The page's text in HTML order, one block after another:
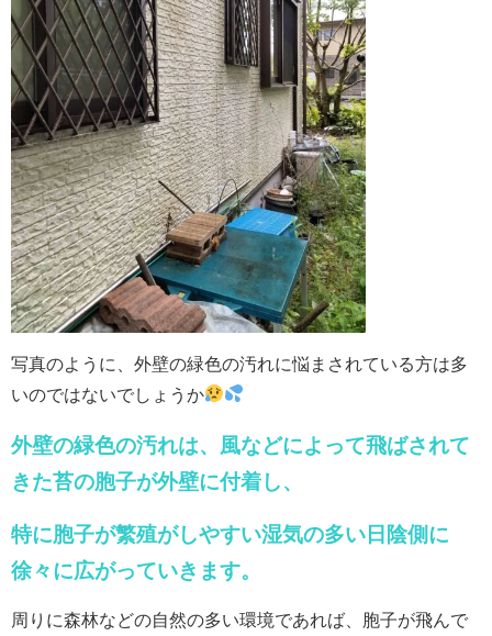
写真のように、外壁の緑色の汚れに悩まされている方は多
いのではないでしょうか
外壁の緑色の汚れは、風などによって飛ばされて
きた苔の胞子が外壁に付着し、
特に胞子が繁殖がしやすい湿気の多い日陰側に
徐々に広がっていきます。
周りに森林などの自然の多い環境であれば、胞子が飛んで